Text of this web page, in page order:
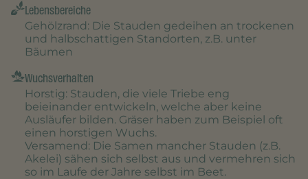
Lebensbereiche
Gehölzrand: Die Stauden gedeihen an trockenen
und halbschattigen Standorten, z.B. unter
Bäumen
Wuchsverhalten
Horstig: Stauden, die viele Triebe eng
beieinander entwickeln, welche aber keine
Ausläufer bilden. Gräser haben zum Beispiel oft
einen horstigen Wuchs.
Versamend: Die Samen mancher Stauden (z.B.
Akelei) sähen sich selbst aus und vermehren sich
so im Laufe der Jahre selbst im Beet.